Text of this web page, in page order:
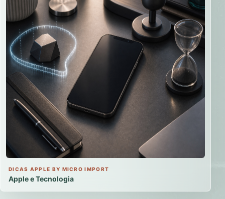
DICAS APPLE BY MICRO IMPORT
Apple e Tecnologia